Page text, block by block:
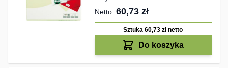
60,73 zł
Sztuka 60,73 złnetto
Do koszyka